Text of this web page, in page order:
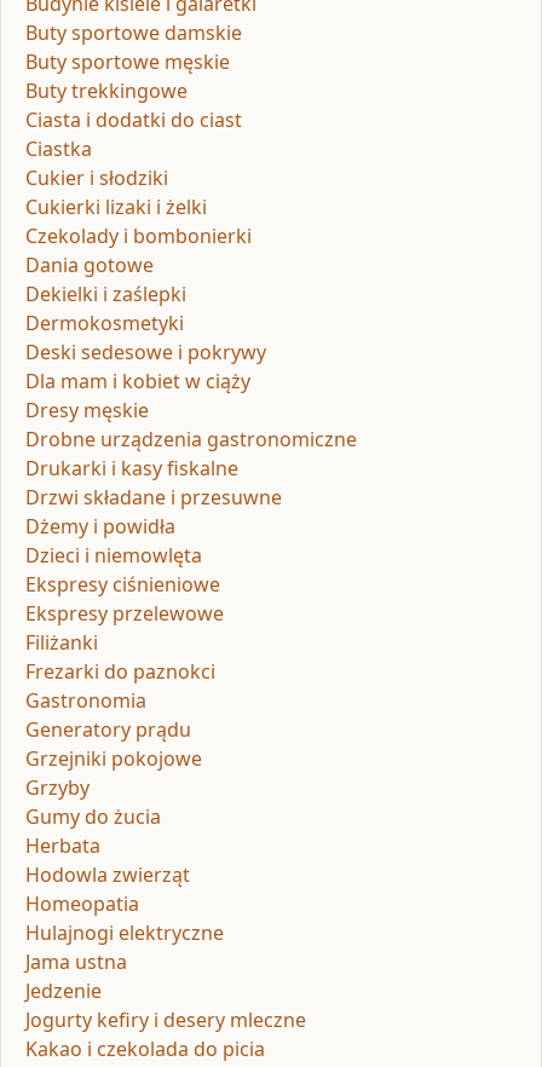
Buty sportowe damskie
Buty sportowe męskie
Buty trekkingowe
Ciasta i dodatki do ciast
Ciastka
Cukier i słodziki
Cukierki lizaki i żelki
Czekolady i bombonierki
Dania gotowe
Dekielki i zaślepki
Dermokosmetyki
Deski sedesowe i pokrywy
Dla mam i kobiet w ciąży
Dresy męskie
Drobne urządzenia gastronomiczne
Drukarki i kasy fiskalne
Drzwi składane i przesuwne
Dżemy i powidła
Dzieci i niemowlęta
Ekspresy ciśnieniowe
Ekspresy przelewowe
Filiżanki
Frezarki do paznokci
Gastronomia
Generatory prądu
Grzejniki pokojowe
Grzyby
Gumy do żucia
Herbata
Hodowla zwierząt
Homeopatia
Hulajnogi elektryczne
Jama ustna
Jedzenie
Jogurty kefiry i desery mleczne
Kakao i czekolada do picia